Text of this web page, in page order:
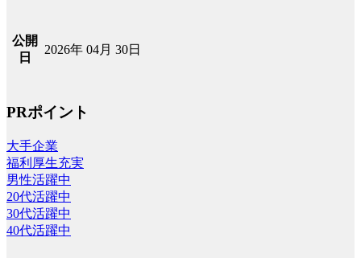
公開
日
2026年 04月 30日
PRポイント
大手企業
福利厚生充実
男性活躍中
20代活躍中
30代活躍中
40代活躍中